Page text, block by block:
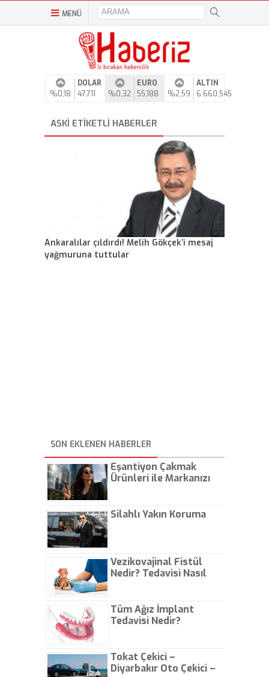
MENÜ
%0,18
DOLAR
47,711
%0,32
EURO
55,188
%2,59
ALTIN
6.660,545
ASKİ ETIKETLI HABERLER
Ankaralılar çıldırdı! Melih Gökçek’i mesaj
yağmuruna tuttular
SON EKLENEN HABERLER
Eşantiyon Çakmak
Ürünleri ile Markanızı
Silahlı Yakın Koruma
Vezikovajinal Fistül
Nedir? Tedavisi Nasıl
Tüm Ağız İmplant
Tedavisi Nedir?
Tokat Çekici –
Diyarbakır Oto Çekici –